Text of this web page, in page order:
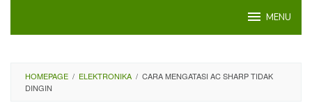
MENU
HOMEPAGE / ELEKTRONIKA / CARA MENGATASI AC SHARP TIDAK
DINGIN